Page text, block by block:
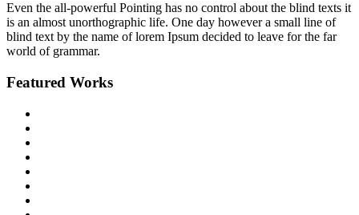
Even the all-powerful Pointing has no control about the blind texts it
is an almost unorthographic life. One day however a small line of
blind text by the name of lorem Ipsum decided to leave for the far
world of grammar.
Featured Works